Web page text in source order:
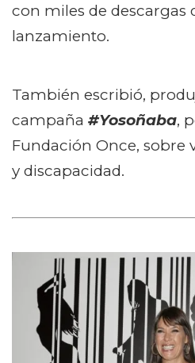
con miles de descargas
lanzamiento.
También escribió,
campaña #Yosoñaba,
Fundación Once, sobre
y discapacidad.